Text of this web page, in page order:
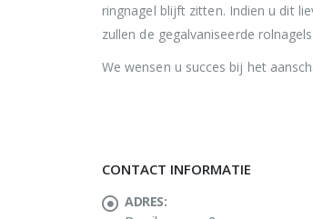
ringnagel blijft zitten. Indien u dit
zullen de gegalvaniseerde
We wensen u succes bij het
CONTACT INFORMATIE
ADRES: